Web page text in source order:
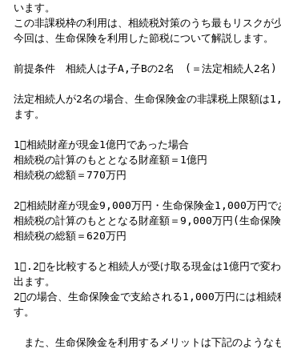
(浜
電話:０
このまま
います。
この非課税枠の利用は、相続税対策のうち最もリスクが
今回は、生命保険を利用した節税について解説します。
前提条件 相続人は子A,子Bの2名 (＝法定相続人2名)
法定相続人が2名の場合、生命保険金の非課税上限額
ます。
1⃣相続財産が現金1億円であった場合
相続税の計算のもととなる財産額＝1億円
相続税の総額＝770万円
2⃣相続財産が現金9,000万円・生命保険金1,000万円で
相続税の計算のもととなる財産額＝9,000万円(生命保
相続税の総額＝620万円
1⃣.2⃣を比較すると相続人が受け取る現金は1億円で変
出ます。
2⃣の場合、生命保険金で支給される1,000万円には相続
す。
また、生命保険金を利用するメリットは下記のような